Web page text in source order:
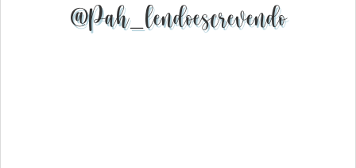
@pah_lendoescrevendo